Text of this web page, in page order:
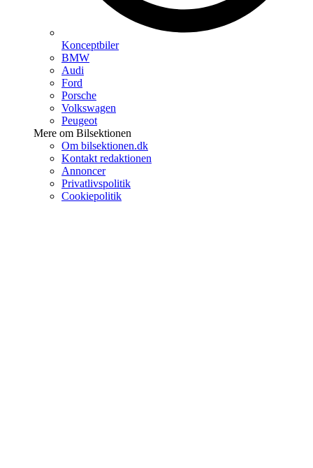
Konceptbiler
BMW
Audi
Ford
Porsche
Volkswagen
Peugeot
Mere om Bilsektionen
Om bilsektionen.dk
Kontakt redaktionen
Annoncer
Privatlivspolitik
Cookiepolitik